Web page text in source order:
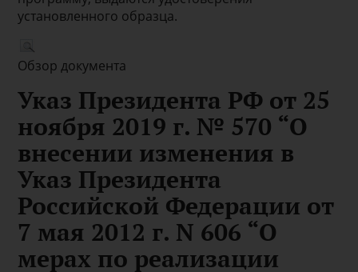
установленного образца.
Обзор документа
Указ Президента РФ от 25
ноября 2019 г. № 570 “О
внесении изменения в
Указ Президента
Российской Федерации от
7 мая 2012 г. N 606 “О
мерах по реализации